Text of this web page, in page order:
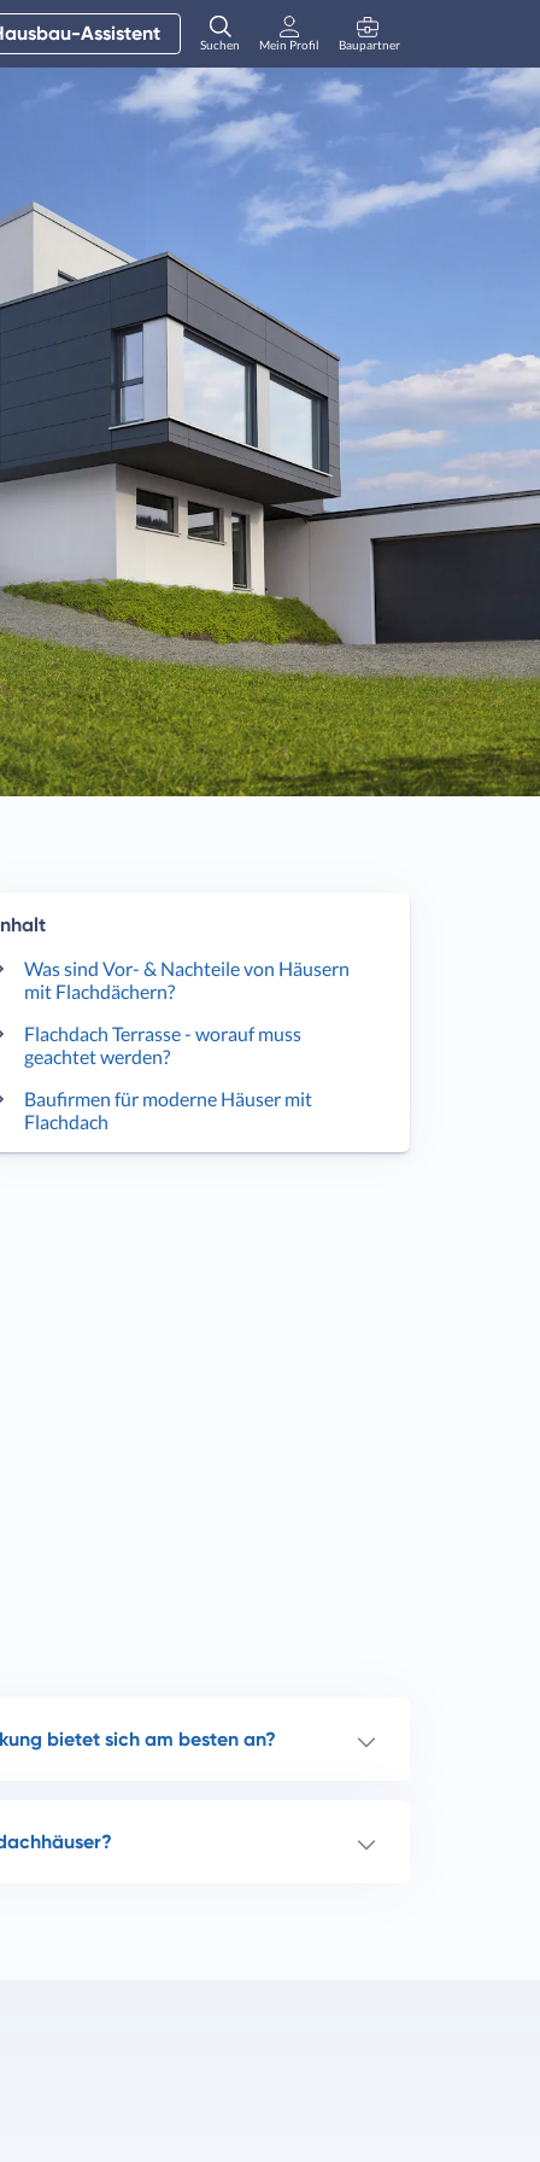
Assistent Suchen Mein Profil
Anmelden
Baupartner
Was sind Vor- & Nachteile von Häusern
mit Flachdächern?
Flachdach Terrasse - worauf muss
geachtet werden?
Baufirmen für moderne Häuser mit
Flachdach
bietet sich am besten an?